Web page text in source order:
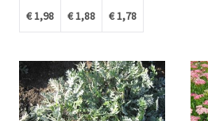
€ 1,98 € 1,88 € 1,78